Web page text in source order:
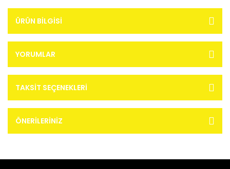
ÜRÜN BILGISI
YORUMLAR
TAKSIT SEÇENEKLERI
ÖNERILERINIZ